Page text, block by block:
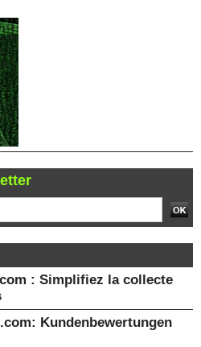
: Simplifiez la collecte
Kundenbewertungen